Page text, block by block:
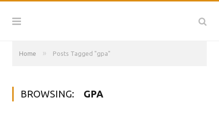
Home » Posts Tagged "gpa"
BROWSING: GPA